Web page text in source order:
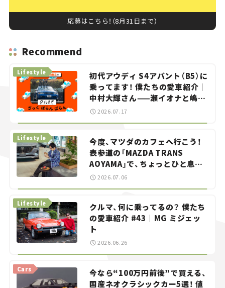
応募はこちら！（8月31日まで）
Recommend
初代アウディ S4アバント（B5）に
乗ってます！ 僕たちの愛車紹介｜
中村大輝さん——瀬イオナと嶋田
智之の「クルマでざっくばらんば
Lifestyle
2026.07.17
今度、マツダのカフェへ行こう！
表参道の「MAZDA TRANS
AOYAMA」で、ちょっとひと息。
——連載｜CCGとクルマでどうす
Lifestyle
2026.07.06
クルマ、何に乗ってるの？ 僕たち
の愛車紹介 #43｜MG ミジェッ
ト
Lifestyle
2026.06.26
今なら“100万円前後”で買える、
国産ネオクラシックカー5選！ 値
Cars